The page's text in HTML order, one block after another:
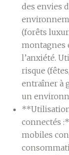
des envies
(forêts
montagnes
l’anxiété.
risque
entraîner à
un
connectés
mobiles